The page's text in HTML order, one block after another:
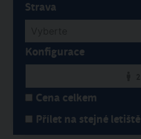
Strava
Konfigurace
Cena celkem
Přílet na stejné letiště